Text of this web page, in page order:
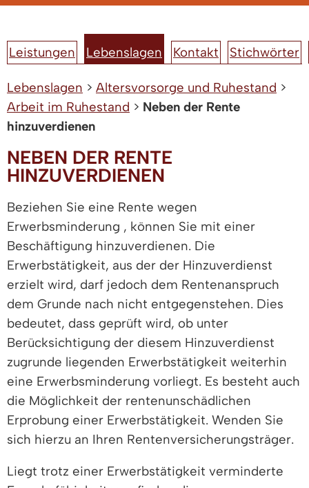
Leistungen Lebenslagen Kontakt Stichwörter
Lebenslagen > Altersvorsorge und Ruhestand >
Arbeit im Ruhestand > Neben der Rente
hinzuverdienen
NEBEN DER RENTE
HINZUVERDIENEN
Beziehen Sie eine Rente wegen
Erwerbsminderung , können Sie mit einer
Beschäftigung hinzuverdienen. Die
Erwerbstätigkeit, aus der der Hinzuverdienst
erzielt wird, darf jedoch dem Rentenanspruch
dem Grunde nach nicht entgegenstehen. Dies
bedeutet, dass geprüft wird, ob unter
Berücksichtigung der diesem Hinzuverdienst
zugrunde liegenden Erwerbstätigkeit weiterhin
eine Erwerbsminderung vorliegt. Es besteht auch
die Möglichkeit der rentenunschädlichen
Erprobung einer Erwerbstätigkeit. Wenden Sie
sich hierzu an Ihren Rentenversicherungsträger.
Liegt trotz einer Erwerbstätigkeit verminderte